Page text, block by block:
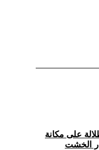
على مكانة
الخشت